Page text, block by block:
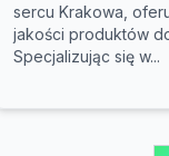
sercu Krakowa,
jakości produktów
Specjalizując się w...